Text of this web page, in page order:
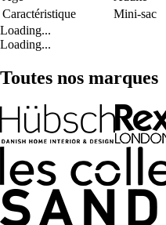
Caractéristique
Mini-sac
Loading...
Loading...
Toutes nos marques